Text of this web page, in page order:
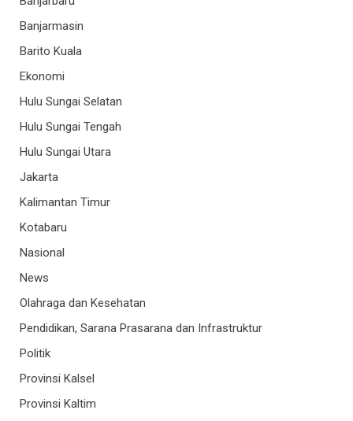
Banjarmasin
Barito Kuala
Ekonomi
Hulu Sungai Selatan
Hulu Sungai Tengah
Hulu Sungai Utara
Jakarta
Kalimantan Timur
Kotabaru
Nasional
News
Olahraga dan Kesehatan
Pendidikan, Sarana Prasarana dan Infrastruktur
Politik
Provinsi Kalsel
Provinsi Kaltim